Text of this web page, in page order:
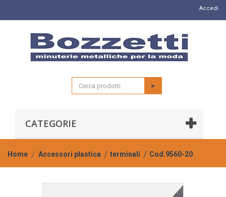
Accedi
>
CATEGORIE
Home Accessori plastica terminali Cod.9560-20